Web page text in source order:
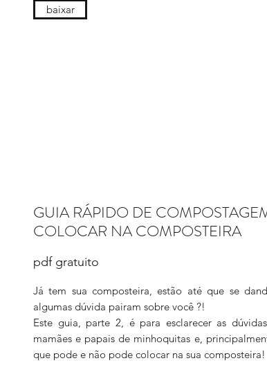
baixar
GUIA RÁPIDO DE
COLOCAR NA COMPOSTEIRA
pdf gratuito
Já tem sua composteira, estão até que se
algumas dúvida pairam sobre você ?!
Este guia, parte 2, é para esclarecer as
mamães e papais de minhoquitas e,
que pode e não pode colocar na sua composteira!